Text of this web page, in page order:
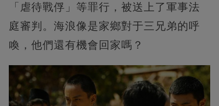
「虐待戰俘」等罪行，被送上了軍事法
庭審判。海浪像是家鄉對于三兄弟的呼
喚，他們還有機會回家嗎？